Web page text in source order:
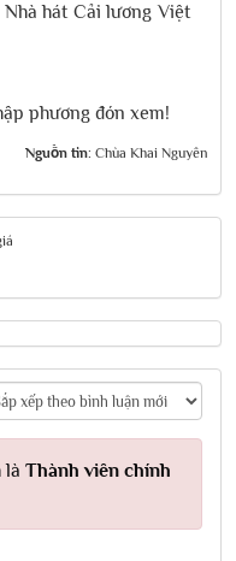
hát Cải lương Việt
phương đón xem!
Nguồn tin: Chùa Khai Nguyên
là Thành viên chính